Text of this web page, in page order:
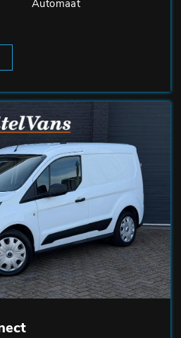
Automaat